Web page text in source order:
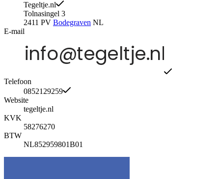
Tegeltje.nl
Tolnasingel 3
2411 PV Bodegraven NL
E-mail
Telefoon
0852129259
Website
tegeltje.nl
KVK
58276270
BTW
NL852959801B01